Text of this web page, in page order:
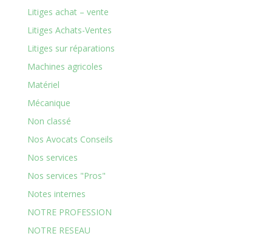
Litiges achat – vente
Litiges Achats-Ventes
Litiges sur réparations
Machines agricoles
Matériel
Mécanique
Non classé
Nos Avocats Conseils
Nos services
Nos services "Pros"
Notes internes
NOTRE PROFESSION
NOTRE RESEAU